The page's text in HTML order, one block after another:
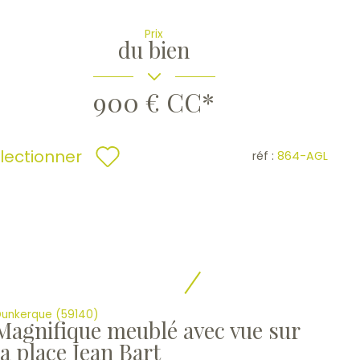
Prix
du bien
900 € CC*
réf : 864-AGL
(59140)
meublé avec vue sur
place Jean Bart